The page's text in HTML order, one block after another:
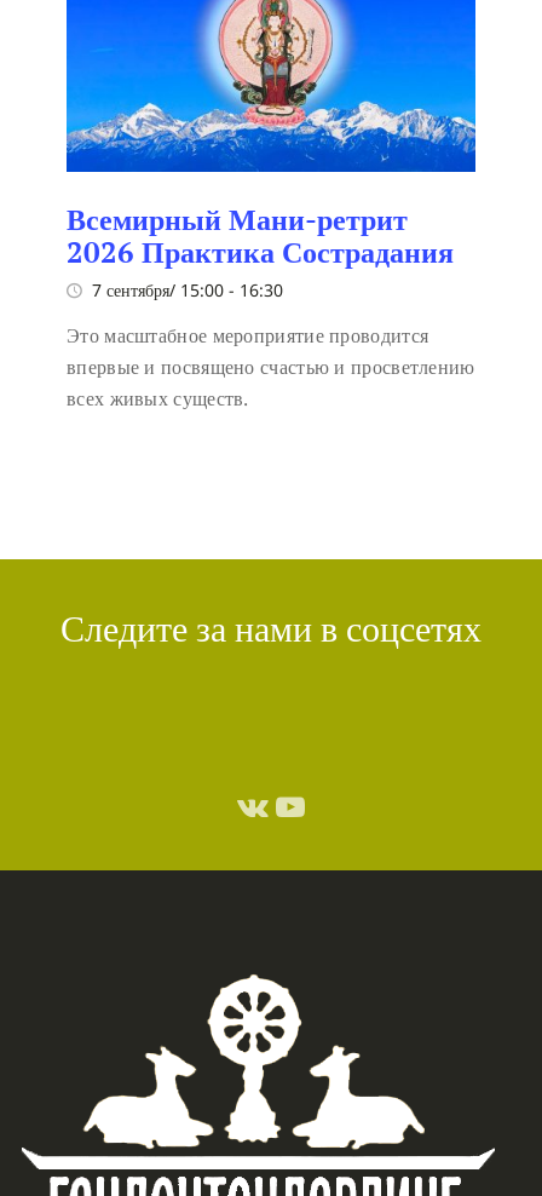
Всемирный Мани-ретрит
2026 Практика Сострадания
7 сентября/ 15:00 - 16:30
Это масштабное мероприятие проводится
впервые и посвящено счастью и просветлению
всех живых существ.
Следите за нами в соцсетях